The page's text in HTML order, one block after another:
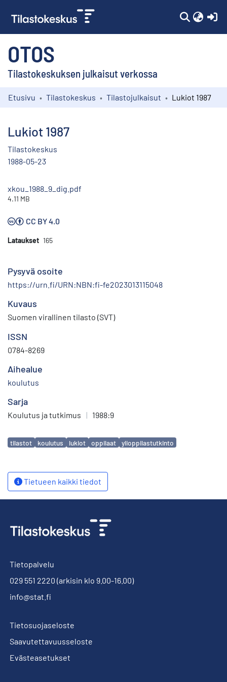
OTOS
Tilastokeskuksen julkaisut verkossa
Selaa
Etusivu Tilastokeskus Tilastojulkaisut Lukiot 1987
Lukiot 1987
Tilastokeskus
1988-05-23
xkou_1988_9_dig.pdf
4.11 MB
CC BY 4.0
Lataukset 165
Pysyvä osoite
https://urn.fi/URN:NBN:fi-fe2023013115048
Kuvaus
Suomen virallinen tilasto (SVT)
ISSN
0784-8269
Aihealue
koulutus
Sarja
Koulutus ja tutkimus | 1988:9
Avainsanat
tilastot koulutus lukiot oppilaat ylioppilastutkinto
Tietueen kaikki tiedot
Tietopalvelu
029 551 2220 (arkisin klo 9.00-16.00)
info@stat.fi
Tietosuojaseloste
Saavutettavuusseloste
Evästeasetukset